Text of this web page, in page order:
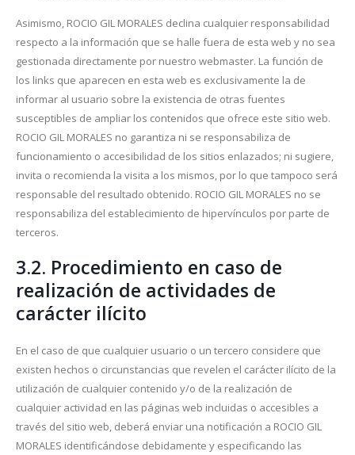
Asimismo, ROCIO GIL MORALES declina cualquier responsabilidad
respecto a la información que se halle fuera de esta web y no sea
gestionada directamente por nuestro webmaster. La función de
los links que aparecen en esta web es exclusivamente la de
informar al usuario sobre la existencia de otras fuentes
susceptibles de ampliar los contenidos que ofrece este sitio web.
ROCIO GIL MORALES no garantiza ni se responsabiliza de
funcionamiento o accesibilidad de los sitios enlazados; ni sugiere,
invita o recomienda la visita a los mismos, por lo que tampoco será
responsable del resultado obtenido. ROCIO GIL MORALES no se
responsabiliza del establecimiento de hipervínculos por parte de
terceros.
3.2. Procedimiento en caso de
realización de actividades de
carácter ilícito
En el caso de que cualquier usuario o un tercero considere que
existen hechos o circunstancias que revelen el carácter ilícito de la
utilización de cualquier contenido y/o de la realización de
cualquier actividad en las páginas web incluidas o accesibles a
través del sitio web, deberá enviar una notificación a ROCIO GIL
MORALES identificándose debidamente y especificando las